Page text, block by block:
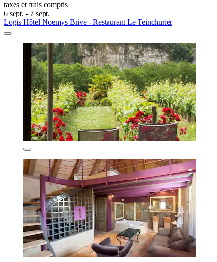
taxes et frais compris
6 sept. - 7 sept.
Logis Hôtel Noemys Brive - Restaurant Le Teinchurier